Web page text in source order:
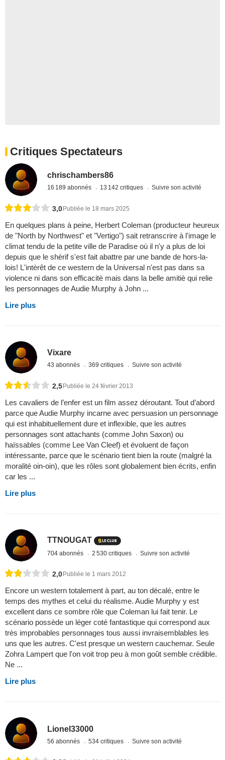
Critiques Spectateurs
chrischambers86
16 189 abonnés 13 142 critiques Suivre son activité
3,0Publiée le 18 mars 2025
En quelques plans à peine, Herbert Coleman (producteur heureux
de "North by Northwest" et "Vertigo") sait retranscrire à l'image le
climat tendu de la petite ville de Paradise où il n'y a plus de loi
depuis que le shèrif s'est fait abattre par une bande de hors-la-
lois! L'intèrêt de ce western de la Universal n'est pas dans sa
violence ni dans son efficacitè mais dans la belle amitiè qui relie
les personnages de Audie Murphy à John ...
Lire plus
Vixare
43 abonnés 369 critiques Suivre son activité
2,5Publiée le 24 février 2013
Les cavaliers de l’enfer est un film assez déroutant. Tout d’abord
parce que Audie Murphy incarne avec persuasion un personnage
qui est inhabituellement dure et inflexible, que les autres
personnages sont attachants (comme John Saxon) ou
haïssables (comme Lee Van Cleef) et évoluent de façon
intéressante, parce que le scénario tient bien la route (malgré la
moralité oin-oin), que les rôles sont globalement bien écrits, enfin
car les ...
Lire plus
TTNOUGAT
704 abonnés 2 530 critiques Suivre son activité
2,0 Publiée le 1 mars 2012
Encore un western totalement à part, au ton décalé, entre le
temps des mythes et celui du réalisme. Audie Murphy y est
excellent dans ce sombre rôle que Coleman lui fait tenir. Le
scénario possède un léger coté fantastique qui correspond aux
très improbables personnages tous aussi invraisemblables les
uns que les autres. C'est presque un western cauchemar. Seule
Zohra Lampert que l'on voit trop peu à mon goût semble crédible.
Ne ...
Lire plus
Lionel33000
56 abonnés 534 critiques Suivre son activité